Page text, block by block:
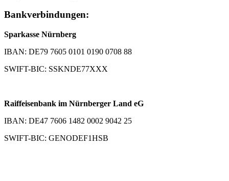
Bankverbindungen:
Sparkasse Nürnberg
IBAN: DE79 7605 0101 0190 0708 88
SWIFT-BIC: SSKNDE77XXX
Raiffeisenbank im Nürnberger Land eG
IBAN: DE47 7606 1482 0002 9042 25
SWIFT-BIC: GENODEF1HSB